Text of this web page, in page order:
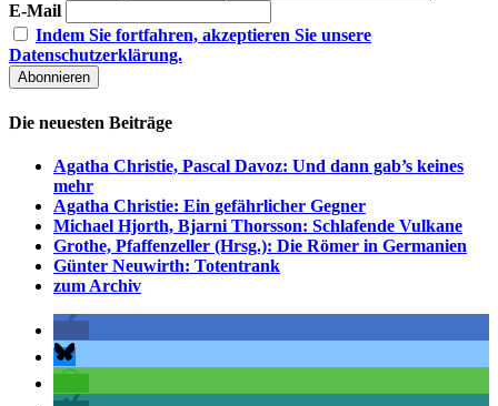
E-Mail
Indem Sie fortfahren, akzeptieren Sie unsere
Datenschutzerklärung.
Die neuesten Beiträge
Agatha Christie, Pascal Davoz: Und dann gab’s keines
mehr
Agatha Christie: Ein gefährlicher Gegner
Michael Hjorth, Bjarni Thorsson: Schlafende Vulkane
Grothe, Pfaffenzeller (Hrsg.): Die Römer in Germanien
Günter Neuwirth: Totentrank
zum Archiv